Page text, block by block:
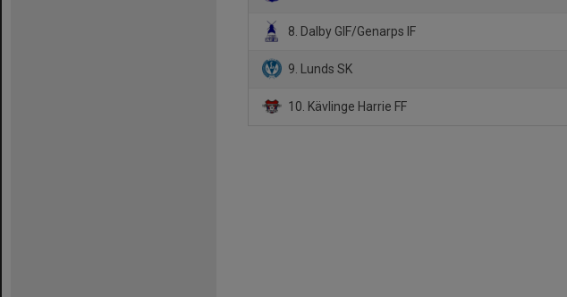
8. Dalby GIF/Genarps IF
9. Lunds SK
10. Kävlinge Harrie FF